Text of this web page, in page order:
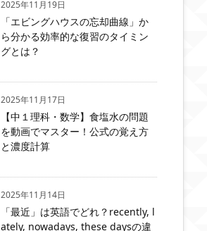
2025年11月19日
「エビングハウスの忘却曲線」か
ら分かる効率的な復習のタイミン
グとは？
2025年11月17日
【中１理科・数学】食塩水の問題
を動画でマスター！公式の覚え方
と濃度計算
2025年11月14日
「最近」は英語でどれ？recently, l
ately, nowadays, these daysの違